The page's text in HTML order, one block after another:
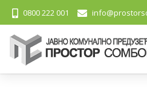
0800 222 001